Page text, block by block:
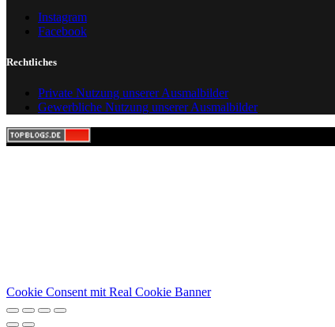
Instagram
Facebook
Rechtliches
Private Nutzung unserer Ausmalbilder
Gewerbliche Nutzung unserer Ausmalbilder
Cookie Consent mit Real Cookie Banner